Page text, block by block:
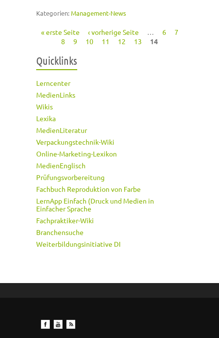
Kategorien: Management-News
Seiten
« erste Seite ‹ vorherige Seite … 6
7
8
9 10 11 12 13 14
Quicklinks
Lerncenter
MedienLinks
Wikis
Lexika
MedienLiteratur
Verpackungstechnik-Wiki
Online-Marketing-Lexikon
MedienEnglisch
Prüfungsvorbereitung
Fachbuch Reproduktion von Farbe
LernApp Einfach (Druck und Medien in
Einfacher Sprache
Fachpraktiker-Wiki
Branchensuche
Weiterbildungsinitiative DI